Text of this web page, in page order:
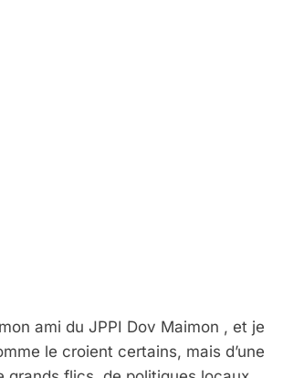
ami du JPPI Dov Maimon , et je
le croient certains, mais d’une